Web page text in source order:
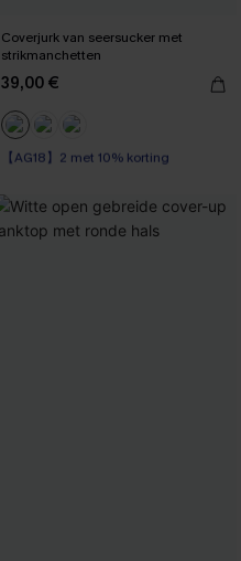
Coverjurk van seersucker met
strikmanchetten
39,00 €
【AG18】2 met 10% korting
Kreukvrij